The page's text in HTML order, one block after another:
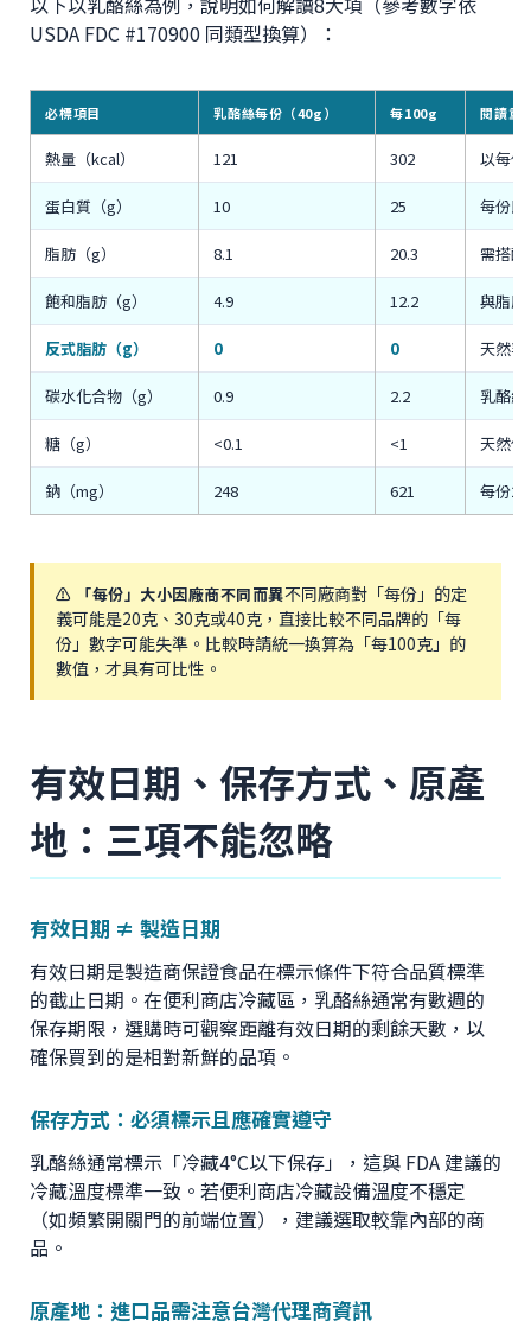
USDA FDC #170900 同類型換算）：
必標項目 乳酪絲每份（40g） 每100g 閱讀重
熱量（kcal） 121 302 以每份
蛋白質（g） 10 25 每份即
脂肪（g） 8.1 20.3 需搭配
飽和脂肪（g） 4.9 12.2 與脂肪
反式脂肪（g） 0 0 天然乳
碳水化合物（g） 0.9 2.2 乳酪絲
糖（g） <0.1 <1 天然低
鈉（mg） 248 621 每份
⚠️ 「每份」大小因廠商不同而異不同廠商對「每份」的定
義可能是20克、30克或40克，直接比較不同品牌的「每
份」數字可能失準。比較時請統一換算為「每100克」的
數值，才具有可比性。
有效日期、保存方式、原產
地：三項不能忽略
有效日期 ≠ 製造日期
有效日期是製造商保證食品在標示條件下符合品質標準
的截止日期。在便利商店冷藏區，乳酪絲通常有數週的
保存期限，選購時可觀察距離有效日期的剩餘天數，以
確保買到的是相對新鮮的品項。
保存方式：必須標示且應確實遵守
乳酪絲通常標示「冷藏4°C以下保存」，這與 FDA 建議的
冷藏溫度標準一致。若便利商店冷藏設備溫度不穩定
（如頻繁開關門的前端位置），建議選取較靠內部的商
品。
原產地：進口品需注意台灣代理商資訊